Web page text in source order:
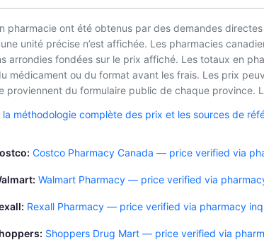
pharmacie ont été obtenus par des demandes
unité précise n’est affichée. Les pharmacies
arrondies fondées sur le prix affiché. Les totaux en
médicament ou du format avant les frais. Les prix
proviennent du formulaire public de chaque province.
la méthodologie complète des prix et les sources de
Costco Pharmacy Canada — price verified via
Walmart Pharmacy — price verified via
Rexall Pharmacy — price verified via pharmacy
Shoppers Drug Mart — price verified via